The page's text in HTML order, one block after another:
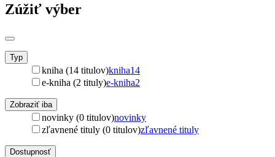
Zúžiť výber
Typ
kniha (14 titulov)kniha14
e-kniha (2 tituly)e-kniha2
Zobraziť iba
novinky (0 titulov)novinky
zľavnené tituly (0 titulov)zľavnené tituly
Dostupnosť